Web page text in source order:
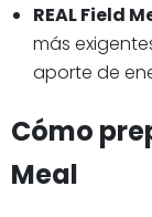
REAL Field
más
aporte de
Cómo
Meal